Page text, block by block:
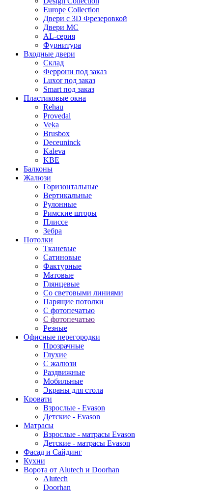
Europe Collection
Двери с 3D Фрезеровкой
Двери МС
AL-серия
Фурнитура
Входные двери
Склад
Феррони под заказ
Luxor под заказ
Smart под заказ
Пластиковые окна
Rehau
Provedal
Veka
Brusbox
Deceuninck
Kaleva
KBE
Балконы
Жалюзи
Горизонтальные
Вертикальные
Рулонные
Римские шторы
Плиссе
Зебра
Потолки
Тканевые
Сатиновые
Фактурные
Матовые
Глянцевые
Со световыми линиями
Парящие потолки
С фотопечатью
С фотопечатью
Резные
Офисные перегородки
Прозрачные
Глухие
С жалюзи
Раздвижные
Мобильные
Экраны для стола
Кровати
Взрослые - Evason
Детские - Evason
Матрасы
Взрослые - матрасы Evason
Детские - матрасы Evason
Фасад и Сайдинг
Кухни
Ворота от Alutech и Doorhan
Alutech
Doorhan